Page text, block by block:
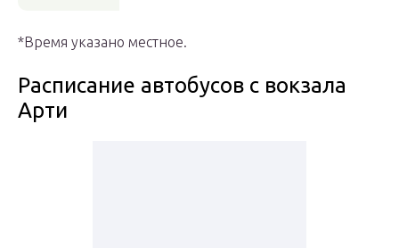
*Время указано местное.
Расписание автобусов с вокзала
Арти